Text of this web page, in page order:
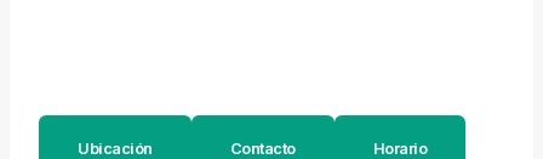
Ubicación Contacto Horario